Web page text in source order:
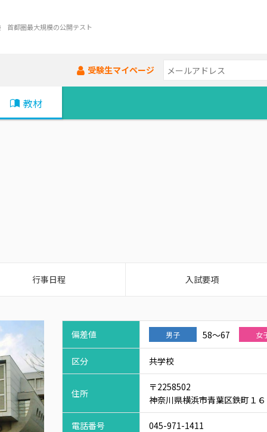
首都圏最大規模の公開テスト
受験生マイページ
教材
行事日程 入試要項
偏差値 男子 58～67 女
区分 共学校
住所
〒2258502
神奈川県横浜市青葉区鉄町１
電話番号 045-971-1411